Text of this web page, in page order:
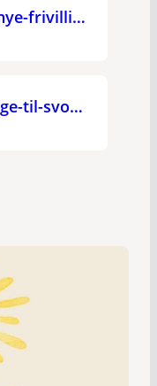
Kantarellen-sykehjem-nye-frivillige-til-svom-terapi-Oslo-feb-24
Lovisenberg-nye-frivillige-til-svo-terapi-Oslo-feb-24